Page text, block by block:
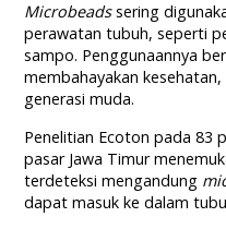
Microbeadssering
perawatan tubuh, seperti
sampo. Penggunaannya
membahayakan
generasi muda.
Penelitian Ecoton pada 83
pasar Jawa Timur
terdeteksi mengandung
dapat masuk ke dalam